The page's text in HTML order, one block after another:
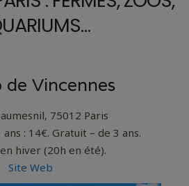
CULTURE
0 ITEMS - 0,00€
de Vincennes
75012 Paris
: 14€. Gratuit – de 3 ans.
hiver (20h en été).
Site Web